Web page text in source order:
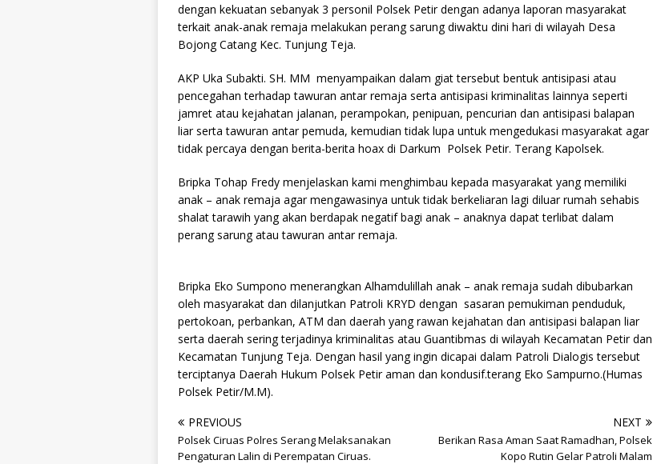
dengan kekuatan sebanyak 3 personil Polsek Petir dengan adanya laporan masyarakat
terkait anak-anak remaja melakukan perang sarung diwaktu dini hari di wilayah Desa
Bojong Catang Kec. Tunjung Teja.
AKP Uka Subakti. SH. MM menyampaikan dalam giat tersebut bentuk antisipasi atau
pencegahan terhadap tawuran antar remaja serta antisipasi kriminalitas lainnya seperti
jamret atau kejahatan jalanan, perampokan, penipuan, pencurian dan antisipasi balapan
liar serta tawuran antar pemuda, kemudian tidak lupa untuk mengedukasi masyarakat agar
tidak percaya dengan berita-berita hoax di Darkum Polsek Petir. Terang Kapolsek.
Bripka Tohap Fredy menjelaskan kami menghimbau kepada masyarakat yang memiliki
anak – anak remaja agar mengawasinya untuk tidak berkeliaran lagi diluar rumah sehabis
shalat tarawih yang akan berdapak negatif bagi anak – anaknya dapat terlibat dalam
perang sarung atau tawuran antar remaja.
Bripka Eko Sumpono menerangkan Alhamdulillah anak – anak remaja sudah dibubarkan
oleh masyarakat dan dilanjutkan Patroli KRYD dengan sasaran pemukiman penduduk,
pertokoan, perbankan, ATM dan daerah yang rawan kejahatan dan antisipasi balapan liar
serta daerah sering terjadinya kriminalitas atau Guantibmas di wilayah Kecamatan Petir dan
Kecamatan Tunjung Teja. Dengan hasil yang ingin dicapai dalam Patroli Dialogis tersebut
terciptanya Daerah Hukum Polsek Petir aman dan kondusif.terang Eko Sampurno.(Humas
Polsek Petir/M.M).
PREVIOUS
Polsek Ciruas Polres Serang Melaksanakan
Pengaturan Lalin di Perempatan Ciruas.
NEXT
Berikan Rasa Aman Saat Ramadhan, Polsek
Kopo Rutin Gelar Patroli Malam